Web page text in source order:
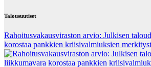
Talousuutiset
Rahoitusvakausviraston arvio: Julkisen
korostaa pankkien kriisivalmiuksien